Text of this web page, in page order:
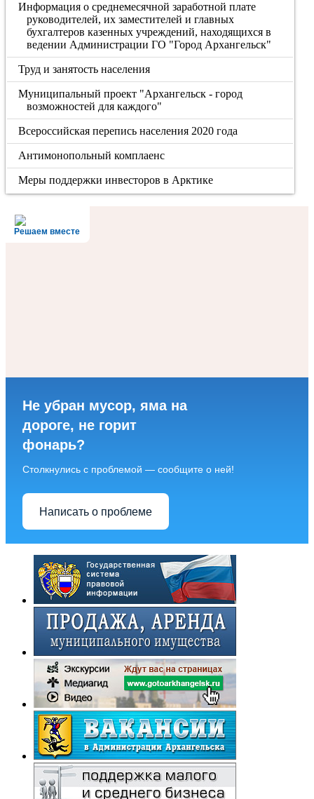
Информация о среднемесячной заработной плате
руководителей, их заместителей и главных
бухгалтеров казенных учреждений, находящихся в
ведении Администрации ГО "Город Архангельск"
Труд и занятость населения
Муниципальный проект "Архангельск - город
возможностей для каждого"
Всероссийская перепись населения 2020 года
Антимонопольный комплаенс
Меры поддержки инвесторов в Арктике
Решаем вместе
Не убран мусор, яма на
дороге, не горит
фонарь?
Столкнулись с проблемой — сообщите о ней!
Написать о проблеме